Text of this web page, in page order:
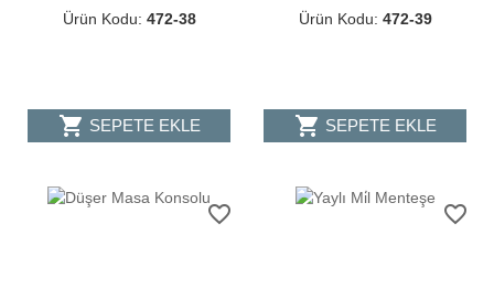
Ürün Kodu: 472-38
shopping_cart SEPETE EKLE
Ürün Kodu: 472-39
shopping_cart SEPETE EKLE
favorite_border favorite_border